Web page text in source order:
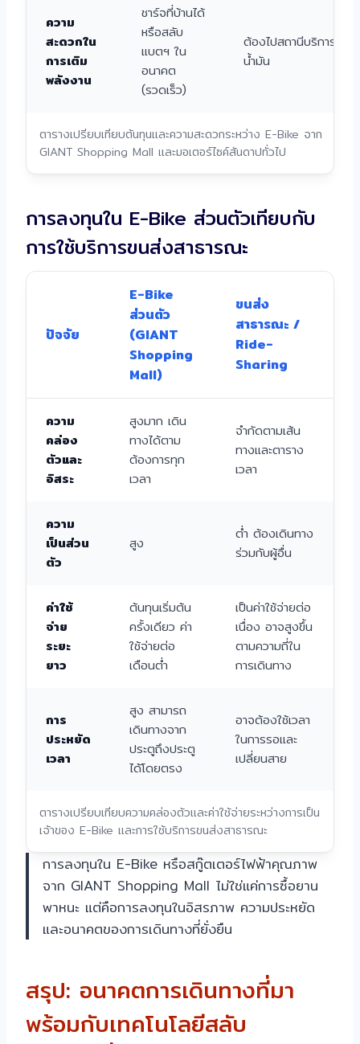
ตารางเปรียบเทียบต้นทุนและความสะดวกระหว่าง E-Bike จาก
GIANT Shopping Mall และมอเตอร์ไซค์สันดาปทั่วไป
ความ
สะดวกใน
การเติม
พลังงาน
ชาร์จที่บ้านได้
หรือสลับ
แบตฯ ใน
อนาคต
(รวดเร็ว)
ต้องไปสถานีบริการ
น้ำมัน
การลงทุนใน E-Bike ส่วนตัวเทียบกับ
การใช้บริการขนส่งสาธารณะ
ตารางเปรียบเทียบความคล่องตัวและค่าใช้จ่ายระหว่างการเป็น
เจ้าของ E-Bike และการใช้บริการขนส่งสาธารณะ
ปัจจัย
E-Bike
ส่วนตัว
(GIANT
Shopping
Mall)
ขนส่ง
สาธารณะ /
Ride-
Sharing
ความ
คล่อง
ตัวและ
อิสระ
สูงมาก เดิน
ทางได้ตาม
ต้องการทุก
เวลา
จำกัดตามเส้น
ทางและตาราง
เวลา
ความ
เป็นส่วน
ตัว
สูง
ต่ำ ต้องเดินทาง
ร่วมกับผู้อื่น
ค่าใช้
จ่าย
ระยะ
ยาว
ต้นทุนเริ่มต้น
ครั้งเดียว ค่า
ใช้จ่ายต่อ
เดือนต่ำ
เป็นค่าใช้จ่ายต่อ
เนื่อง อาจสูงขึ้น
ตามความถี่ใน
การเดินทาง
การ
ประหยัด
เวลา
สูง สามารถ
เดินทางจาก
ประตูถึงประตู
ได้โดยตรง
อาจต้องใช้เวลา
ในการรอและ
เปลี่ยนสาย
การลงทุนใน E-Bike หรือสกู๊ตเตอร์ไฟฟ้าคุณภาพ
จาก GIANT Shopping Mall ไม่ใช่แค่การซื้อยาน
พาหนะ แต่คือการลงทุนในอิสรภาพ ความประหยัด
และอนาคตของการเดินทางที่ยั่งยืน
สรุป: อนาคตการเดินทางที่มา
พร้อมกับเทคโนโลยีสลับ